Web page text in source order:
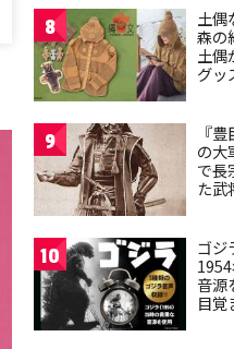
8
土偶
森の
土偶
グッ
9
『
の大
で長
た武
10
ゴジ
音源
目覚